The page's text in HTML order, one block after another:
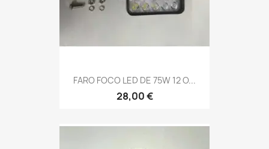
FARO FOCO LED DE 75W 12 O...
28,00 €